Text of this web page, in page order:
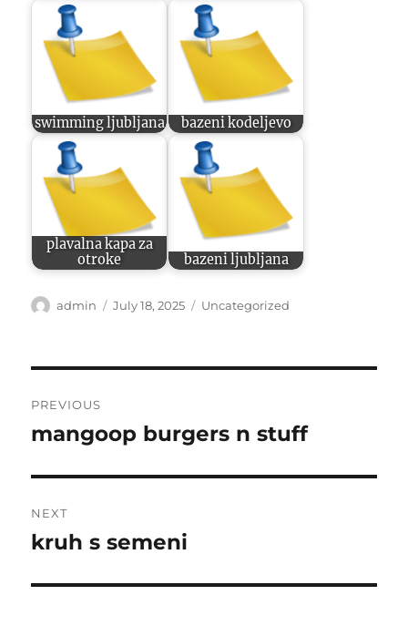
swimming ljubljana bazeni kodeljevo
plavalna kapa za
otroke
bazeni ljubljana
Author
admin
Posted
July 18, 2025 Categories
Uncategorized
navigation
PREVIOUS
Previous
mangoop burgers n stuff
NEXT
Next
kruh s semeni